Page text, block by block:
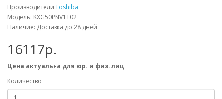
Производители Toshiba
Модель: KXG50PNV1T02
Наличие: Доставка до 28 дней
16117р.
Цена актуальна для юр. и физ. лиц
Количество